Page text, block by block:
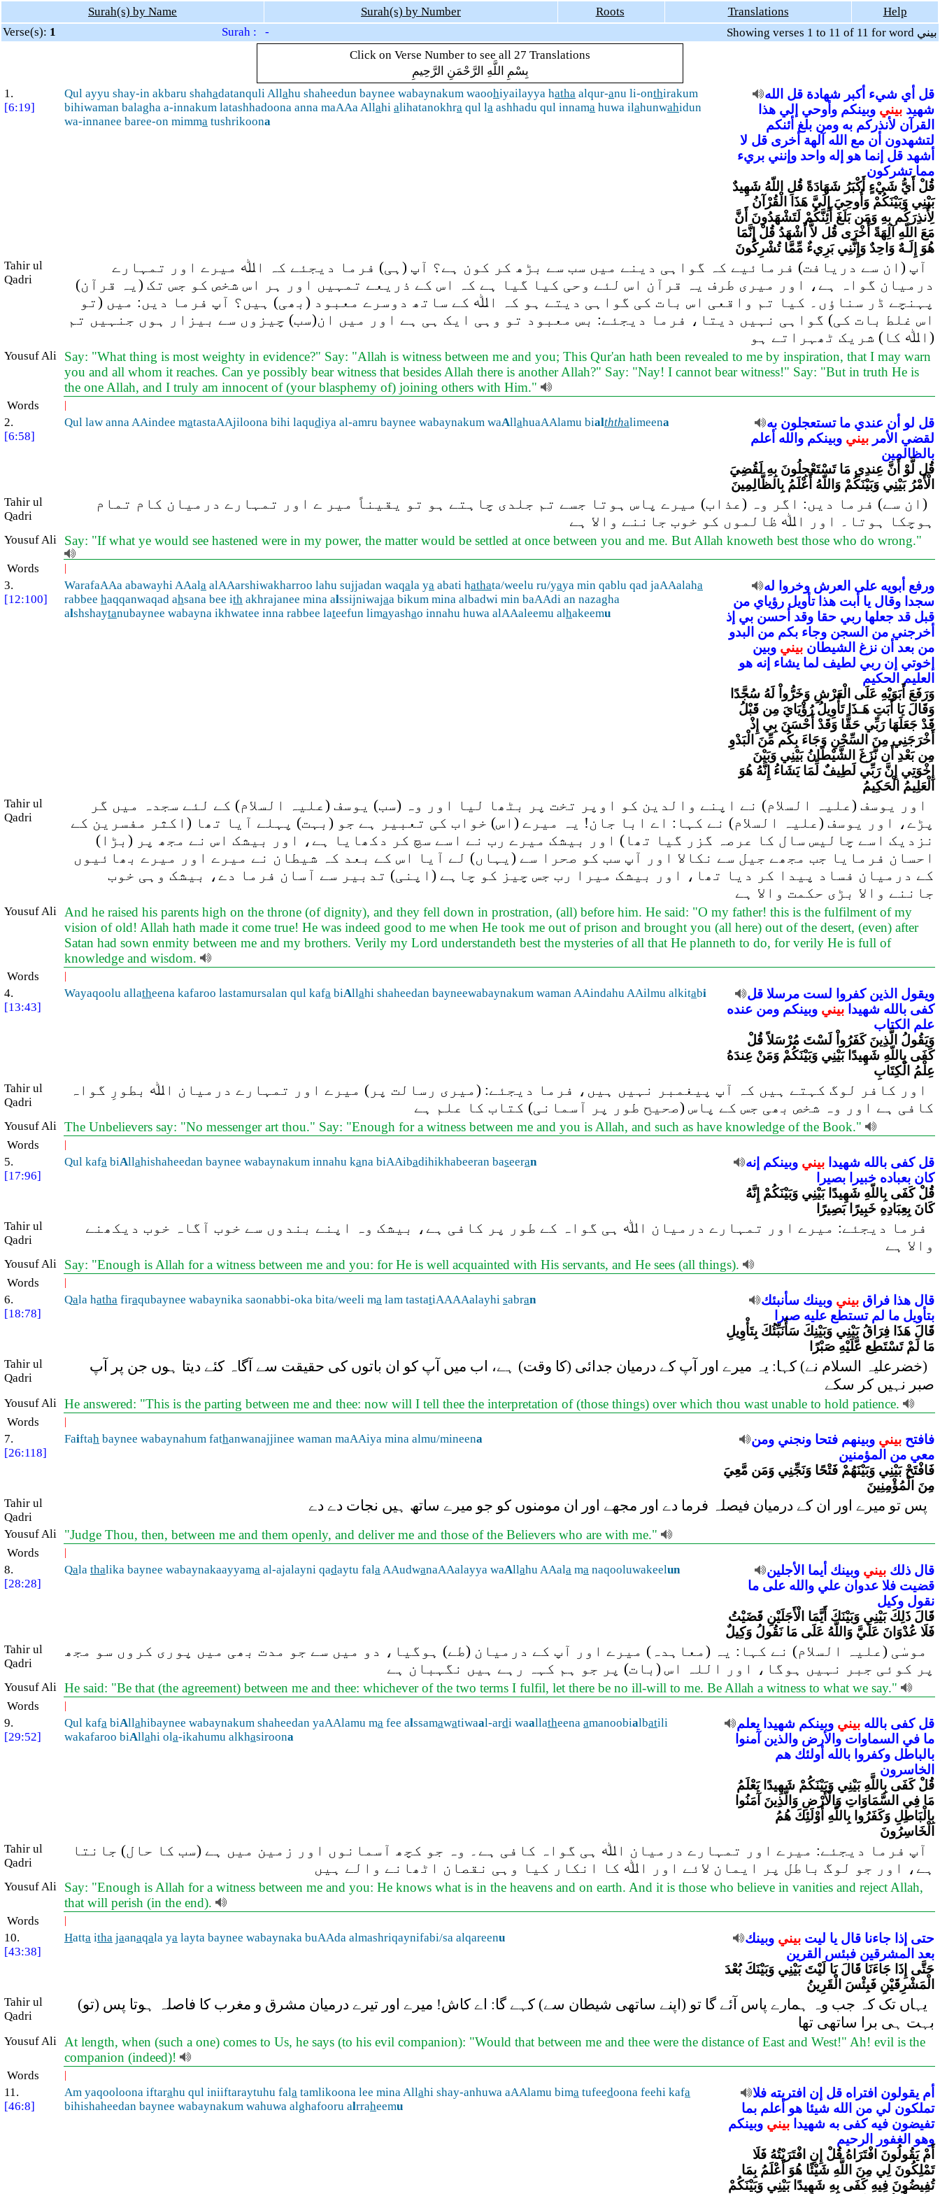
Surah(s) by Name Surah(s) by Number Roots Translations
Help
Verse(s): 1 Surah : -
Showing verses 1 to 11 of 11 for word بيني
Click on Verse Number to see all 27 Translations
بِسْمِ اللَّهِ الرَّحْمَنِ الرَّحِيمِ
1.
[6:19]
Qul ayyu shay-in akbaru shahadatanquli Allahu shaheedun baynee wabaynakum waoohiyailayya hatha alqur-anu li-onthirakum
bihiwaman balagha a-innakum latashhadoona anna maAAa Allahi alihatanokhra qul la ashhadu qul innama huwa ilahunwahidun
wa-innanee baree-on mimma tushrikoona
قل أي شيء أكبر شهادة قل الله
شهيد بيني وبينكم وأوحي إلي هذا
القرآن لأنذركم به ومن بلغ أئنكم
لتشهدون أن مع الله آلهة أخرى قل لا
أشهد قل إنما هو إله واحد وإنني بريء
مما تشركون
قُلْ أَيُّ شَيْءٍ أَكْبَرُ شَهَادَةً قُلِ اللّهُ شَهِيدٌ
بَيْنِي وَبَيْنَكُمْ وَأُوحِيَ إِلَيَّ هَذَا الْقُرْآنُ
لِأُنذِرَكُم بِهِ وَمَن بَلَغَ أَئِنَّكُمْ لَتَشْهَدُونَ أَنَّ
مَعَ اللّهِ آلِهَةً أُخْرَى قُل لاَّ أَشْهَدُ قُلْ إِنَّمَا
هُوَ إِلَـهٌ وَاحِدٌ وَإِنَّنِي بَرِيءٌ مِّمَّا تُشْرِكُونَ
Tahir ul
Qadri
آپ (ان سے دریافت) فرمائیے کہ گواہی دینے میں سب سے بڑھ کر کون ہے؟ آپ (ہی) فرما دیجئے کہ اﷲ میرے اور تمہارے
درمیان گواہ ہے، اور میری طرف یہ قرآن اس لئے وحی کیا گیا ہے کہ اس کے ذریعے تمہیں اور ہر اس شخص کو جس تک (یہ قرآن)
پہنچے ڈر سناؤں۔ کیا تم واقعی اس بات کی گواہی دیتے ہو کہ اﷲ کے ساتھ دوسرے معبود (بھی) ہیں؟ آپ فرما دیں: میں (تو
اس غلط بات کی) گواہی نہیں دیتا، فرما دیجئے: بس معبود تو وہی ایک ہی ہے اور میں ان(سب) چیزوں سے بیزار ہوں جنہیں تم
(اﷲ کا) شریک ٹھہراتے ہو
Yousuf Ali
Say: "What thing is most weighty in evidence?" Say: "Allah is witness between me and you; This Qur'an hath been revealed to me by inspiration, that I may warn
you and all whom it reaches. Can ye possibly bear witness that besides Allah there is another Allah?" Say: "Nay! I cannot bear witness!" Say: "But in truth He is
the one Allah, and I truly am innocent of (your blasphemy of) joining others with Him."
Words |
2.
[6:58]
Qul law anna AAindee matastaAAjiloona bihi laqudiya al-amru baynee wabaynakum waAllahuaAAlamu bialththalimeena قل لو أن عندي ما تستعجلون به
لقضي الأمر بيني وبينكم والله أعلم
بالظالمين
قُل لَّوْ أَنَّ عِندِي مَا تَسْتَعْجِلُونَ بِهِ لَقُضِيَ
الْأَمْرُ بَيْنِي وَبَيْنَكُمْ وَاللّهُ أَعْلَمُ بِالظَّالِمِينَ
Tahir ul
Qadri
(ان سے) فرما دیں: اگر وہ (عذاب) میرے پاس ہوتا جسے تم جلدی چاہتے ہو تو یقیناً میر ے اور تمہارے درمیان کام تمام
ہوچکا ہوتا۔ اور اﷲ ظالموں کو خوب جاننے والا ہے
Yousuf Ali Say: "If what ye would see hastened were in my power, the matter would be settled at once between you and me. But Allah knoweth best those who do wrong."
Words |
3.
[12:100]
WarafaAAa abawayhi AAala alAAarshiwakharroo lahu sujjadan waqala ya abati hathata/weelu ru/yaya min qablu qad jaAAalaha
rabbee haqqanwaqad ahsana bee ith akhrajanee mina alssijniwajaa bikum mina albadwi min baAAdi an nazagha
alshshaytanubaynee wabayna ikhwatee inna rabbee lateefun limayashao innahu huwa alAAaleemu alhakeemu
ورفع أبويه على العرش وخروا له
سجدا وقال يا أبت هذا تأويل رؤياي من
قبل قد جعلها ربي حقا وقد أحسن بي إذ
أخرجني من السجن وجاء بكم من البدو
من بعد أن نزغ الشيطان بيني وبين
إخوتي إن ربي لطيف لما يشاء إنه هو
العليم
الحكيم
وَرَفَعَ أَبَوَيْهِ عَلَى الْعَرْشِ وَخَرُّواْ لَهُ سُجَّدًا
وَقَالَ يَا أَبَتِ هَـذَا تَأْوِيلُ رُؤْيَايَ مِن قَبْلُ
قَدْ جَعَلَهَا رَبِّي حَقًّا وَقَدْ أَحْسَنَ بِي إِذْ
أَخْرَجَنِي مِنَ السِّجْنِ وَجَاءَ بِكُم مِّنَ الْبَدْوِ
مِن بَعْدِ أَن نَّزَغَ الشَّيْطَانُ بَيْنِي وَبَيْنَ
إِخْوَتِي إِنَّ رَبِّي لَطِيفٌ لِّمَا يَشَاءُ إِنَّهُ هُوَ
الْعَلِيمُ الْحَكِيمُ
Tahir ul
Qadri
اور یوسف (علیہ السلام) نے اپنے والدین کو اوپر تخت پر بٹھا لیا اور وہ (سب) یوسف (علیہ السلام) کے لئے سجدہ میں گر
پڑے، اور یوسف (علیہ السلام) نے کہا: اے ابا جان! یہ میرے (اس) خواب کی تعبیر ہے جو (بہت) پہلے آیا تھا (اکثر مفسرین کے
نزدیک اسے چالیس سال کا عرصہ گزر گیا تھا) اور بیشک میرے رب نے اسے سچ کر دکھایا ہے، اور بیشک اس نے مجھ پر (بڑا)
احسان فرمایا جب مجھے جیل سے نکالا اور آپ سب کو صحرا سے (یہاں) لے آیا اس کے بعد کہ شیطان نے میرے اور میرے بھائیوں
کے درمیان فساد پیدا کر دیا تھا، اور بیشک میرا رب جس چیز کو چاہے (اپنی) تدبیر سے آسان فرما دے، بیشک وہی خوب
جاننے والا بڑی حکمت والا ہے
Yousuf Ali
And he raised his parents high on the throne (of dignity), and they fell down in prostration, (all) before him. He said: "O my father! this is the fulfilment of my
vision of old! Allah hath made it come true! He was indeed good to me when He took me out of prison and brought you (all here) out of the desert, (even) after
Satan had sown enmity between me and my brothers. Verily my Lord understandeth best the mysteries of all that He planneth to do, for verily He is full of
knowledge and wisdom.
Words |
4.
[13:43]
Wayaqoolu allatheena kafaroo lastamursalan qul kafa biAllahi shaheedan bayneewabaynakum waman AAindahu AAilmu alkitabi ويقول الذين كفروا لست مرسلا قل
كفى بالله شهيدا بيني وبينكم ومن عنده
علم
الكتاب
وَيَقُولُ الَّذِينَ كَفَرُواْ لَسْتَ مُرْسَلاً قُلْ
كَفَى بِاللّهِ شَهِيدًا بَيْنِي وَبَيْنَكُمْ وَمَنْ عِندَهُ
عِلْمُ الْكِتَابِ
Tahir ul
Qadri
اور کافر لوگ کہتے ہیں کہ آپ پیغمبر نہیں ہیں، فرما دیجئے: (میری رسالت پر) میرے اور تمہارے درمیان اﷲ بطورِ گواہ
کافی ہے اور وہ شخص بھی جس کے پاس (صحیح طور پر آسمانی) کتاب کا علم ہے
Yousuf Ali The Unbelievers say: "No messenger art thou." Say: "Enough for a witness between me and you is Allah, and such as have knowledge of the Book."
Words |
5.
[17:96]
Qul kafa biAllahishaheedan baynee wabaynakum innahu kana biAAibadihikhabeeran baseeran قل كفى بالله شهيدا بيني وبينكم إنه
كان بعباده خبيرا
بصيرا
قُلْ كَفَى بِاللّهِ شَهِيدًا بَيْنِي وَبَيْنَكُمْ إِنَّهُ
كَانَ بِعِبَادِهِ خَبِيرًا بَصِيرًا
Tahir ul
Qadri
فرما دیجئے: میرے اور تمہارے درمیان اﷲ ہی گواہ کے طور پر کافی ہے، بیشک وہ اپنے بندوں سے خوب آگاہ خوب دیکھنے
والا ہے
Yousuf Ali Say: "Enough is Allah for a witness between me and you: for He is well acquainted with His servants, and He sees (all things).
Words |
6.
[18:78]
Qala hatha firaqubaynee wabaynika saonabbi-oka bita/weeli ma lam tastatiAAAAalayhi sabran قال هذا فراق بيني وبينك سأنبئك
بتأويل ما لم تستطع عليه صبرا
قَالَ هَذَا فِرَاقُ بَيْنِي وَبَيْنِكَ سَأُنَبِّئُكَ بِتَأْوِيلِ
مَا لَمْ تَسْتَطِع عَّلَيْهِ صَبْرًا
Tahir ul
Qadri
(خضرعلیہ السلام نے) کہا: یہ میرے اور آپ کے درمیان جدائی (کا وقت) ہے، اب میں آپ کو ان باتوں کی حقیقت سے آگاہ کئے دیتا ہوں جن پر آپ
صبر نہیں کر سکے
Yousuf Ali He answered: "This is the parting between me and thee: now will I tell thee the interpretation of (those things) over which thou wast unable to hold patience.
Words |
7.
[26:118]
Faiftah baynee wabaynahum fathanwanajjinee waman maAAiya mina almu/mineena فافتح بيني وبينهم فتحا ونجني ومن
معي من المؤمنين
فَافْتَحْ بَيْنِي وَبَيْنَهُمْ فَتْحًا وَنَجِّنِي وَمَن مَّعِيَ
مِنَ الْمُؤْمِنِينَ
Tahir ul
Qadri
پس تو میرے اور ان کے درمیان فیصلہ فرما دے اور مجھے اور ان مومنوں کو جو میرے ساتھ ہیں نجات دے دے
Yousuf Ali "Judge Thou, then, between me and them openly, and deliver me and those of the Believers who are with me."
Words |
8.
[28:28]
Qala thalika baynee wabaynakaayyama al-ajalayni qadaytu falaAAudwanaAAalayya waAllahu AAala ma naqooluwakeelun قال ذلك بيني وبينك أيما الأجلين
قضيت فلا عدوان علي والله على ما
نقول وكيل
قَالَ ذَلِكَ بَيْنِي وَبَيْنَكَ أَيَّمَا الْأَجَلَيْنِ قَضَيْتُ
فَلَا عُدْوَانَ عَلَيَّ وَاللَّهُ عَلَى مَا نَقُولُ وَكِيلٌ
Tahir ul
Qadri
موسٰی (علیہ السلام) نے کہا: یہ (معاہدہ) میرے اور آپ کے درمیان (طے) ہوگیا، دو میں سے جو مدت بھی میں پوری کروں سو مجھ
پر کوئی جبر نہیں ہوگا، اور اللہ اس (بات) پر جو ہم کہہ رہے ہیں نگہبان ہے
Yousuf Ali He said: "Be that (the agreement) between me and thee: whichever of the two terms I fulfil, let there be no ill-will to me. Be Allah a witness to what we say."
Words |
9.
[29:52]
Qul kafa biAllahibaynee wabaynakum shaheedan yaAAlamu ma fee alssamawatiwaal-ardi waallatheena amanoobialbatili
wakafaroo biAllahi ola-ikahumu alkhasiroona
قل كفى بالله بيني وبينكم شهيدا يعلم
ما في السماوات والأرض والذين آمنوا
بالباطل وكفروا بالله أولئك هم
الخاسرون
قُلْ كَفَى بِاللَّهِ بَيْنِي وَبَيْنَكُمْ شَهِيدًا يَعْلَمُ
مَا فِي السَّمَاوَاتِ وَالْأَرْضِ وَالَّذِينَ آمَنُوا
بِالْبَاطِلِ وَكَفَرُوا بِاللَّهِ أُوْلَئِكَ هُمُ
الْخَاسِرُونَ
Tahir ul
Qadri
آپ فرما دیجئے: میرے اور تمہارے درمیان اﷲ ہی گواہ کافی ہے۔ وہ جو کچھ آسمانوں اور زمین میں ہے (سب کا حال) جانتا
ہے، اور جو لوگ باطل پر ایمان لائے اور اﷲ کا انکار کیا وہی نقصان اٹھانے والے ہیں
Yousuf Ali
Say: "Enough is Allah for a witness between me and you: He knows what is in the heavens and on earth. And it is those who believe in vanities and reject Allah,
that will perish (in the end).
Words |
10.
[43:38]
Hatta itha jaanaqala ya layta baynee wabaynaka buAAda almashriqaynifabi/sa alqareenu حتى إذا جاءنا قال يا ليت بيني وبينك
بعد المشرقين فبئس القرين
حَتَّى إِذَا جَاءَنَا قَالَ يَا لَيْتَ بَيْنِي وَبَيْنَكَ بُعْدَ
الْمَشْرِقَيْنِ فَبِئْسَ الْقَرِينُ
Tahir ul
Qadri
یہاں تک کہ جب وہ ہمارے پاس آئے گا تو (اپنے ساتھی شیطان سے) کہے گا: اے کاش! میرے اور تیرے درمیان مشرق و مغرب کا فاصلہ ہوتا پس (تو)
بہت ہی برا ساتھی تھا
Yousuf Ali
At length, when (such a one) comes to Us, he says (to his evil companion): "Would that between me and thee were the distance of East and West!" Ah! evil is the
companion (indeed)!
Words |
11.
[46:8]
Am yaqooloona iftarahu qul iniiftaraytuhu fala tamlikoona lee mina Allahi shay-anhuwa aAAlamu bima tufeedoona feehi kafa
bihishaheedan baynee wabaynakum wahuwa alghafooru alrraheemu
أم يقولون افتراه قل إن افتريته فلا
تملكون لي من الله شيئا هو أعلم بما
تفيضون فيه كفى به شهيدا بيني وبينكم
وهو الغفور
الرحيم
أَمْ يَقُولُونَ افْتَرَاهُ قُلْ إِنِ افْتَرَيْتُهُ فَلَا
تَمْلِكُونَ لِي مِنَ اللَّهِ شَيْئًا هُوَ أَعْلَمُ بِمَا
تُفِيضُونَ فِيهِ كَفَى بِهِ شَهِيدًا بَيْنِي وَبَيْنَكُمْ